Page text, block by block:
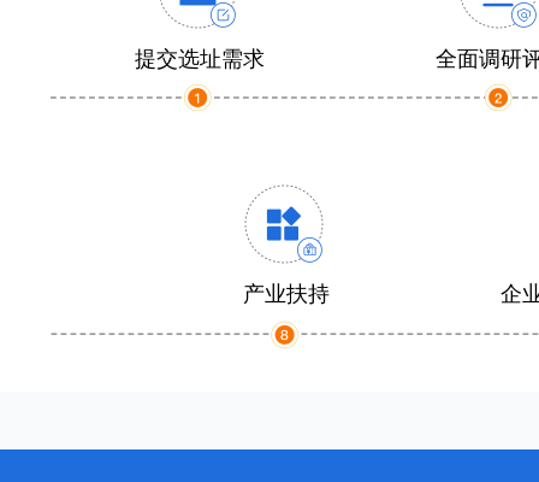
提交选址需求 全面调研
产业扶持 企